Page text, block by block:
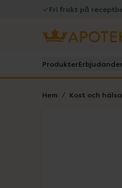
Fri frakt på
Produkter
Hem Kost och hälsa